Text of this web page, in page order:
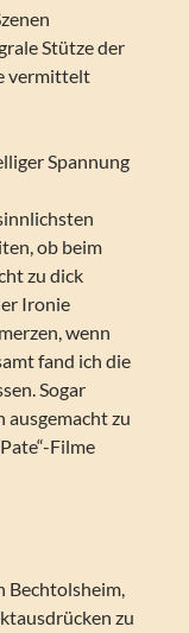
Stütze der
vermittelt
Spannung
ob beim
zu dick
Ironie
wenn
fand ich die
Sogar
ausgemacht zu
Filme
Bechtolsheim,
zu